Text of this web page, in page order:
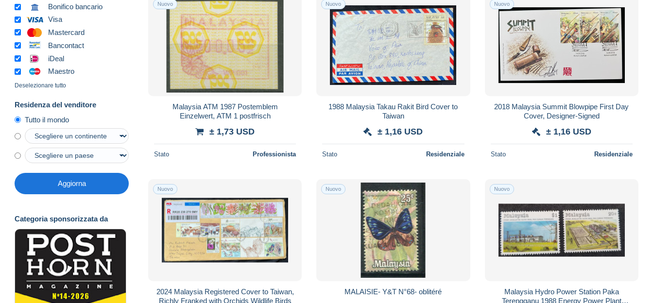
Bonifico bancario
Visa
Mastercard
Bancontact
iDeal
Maestro
Deselezionare tutto
Residenza del venditore
Tutto il mondo
Aggiorna
Categoria sponsorizzata da
Nuovo
Malaysia ATM 1987 Postemblem
Einzelwert, ATM 1 postfrisch
± 1,73 USD
Stato Professionista
Nuovo
1988 Malaysia Takau Rakit Bird Cover to
Taiwan
± 1,16 USD
Stato Residenziale
Nuovo
2018 Malaysia Summit Blowpipe First Day
Cover, Designer-Signed
± 1,16 USD
Stato Residenziale
Nuovo
2024 Malaysia Registered Cover to Taiwan,
Richly Franked with Orchids Wildlife Birds
Nuovo
MALAISIE- Y&T N°68- oblitéré
Nuovo
Malaysia Hydro Power Station Paka
Terengganu 1988 Energy Power Plant